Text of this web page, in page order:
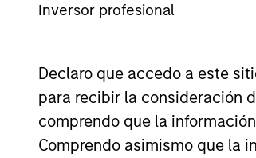
Inversor profesional
Declaro que accedo a este
para recibir la consideración
comprendo que la
Comprendo asimismo que la
land, constructs
View Current
View Site